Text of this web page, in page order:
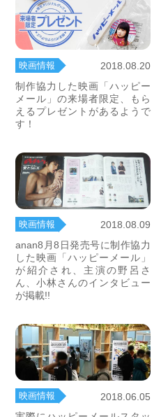
映画情報
2018.08.20
制作協力した映画「ハッピー
メール」の来場者限定、もら
えるプレゼントがあるようで
す！
映画情報
2018.08.09
anan8月8日発売号に制作協力
した映画「ハッピーメール」
が紹介され、主演の野呂さ
ん、小林さんのインタビュー
が掲載!!
映画情報
2018.06.05